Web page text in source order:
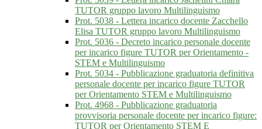
TUTOR gruppo lavoro Multilinguismo
Prot. 5038 - Lettera incarico docente Zacchello
Elisa TUTOR gruppo lavoro Multilinguismo
Prot. 5036 - Decreto incarico personale docente
per incarico figure TUTOR per Orientamento -
STEM e Multilinguismo
Prot. 5034 - Pubblicazione graduatoria definitiva
personale docente per incarico figure TUTOR
per Orientamento STEM e Multilinguismo
Prot. 4968 - Pubblicazione graduatoria
provvisoria personale docente per incarico figure:
TUTOR per Orientamento STEM E